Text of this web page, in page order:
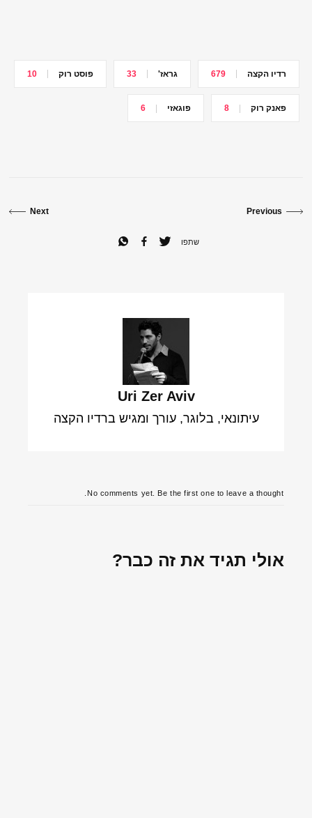
רדיו הקצה 679 גראז' 33 פוסט רוק 10
פאנק רוק 8 פוגאזי 6
Previous
Next
שתפו
Uri Zer Aviv
עיתונאי, בלוגר, עורך ומגיש ברדיו הקצה
No comments yet. Be the first one to leave a thought.
אולי תגיד את זה כבר?